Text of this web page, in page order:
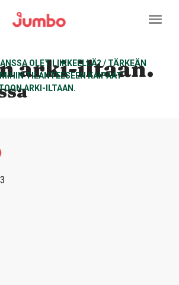
OLET LIIKKEELLÄ? / TÄRKEÄN
MIHIN TILANTEESEEN KAIPAAT
ARKI-ILTAAN.
arki-iltaan.